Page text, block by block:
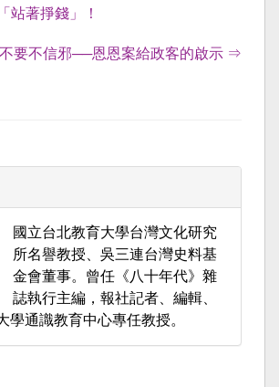
站著掙錢」！
不要不信邪──恩恩案給政客的啟示 ⇒
國立台北教育大學台灣文化研究
所名譽教授、吳三連台灣史料基
金會董事。曾任《八十年代》雜
誌執行主編，報社記者、編輯、
學通識教育中心專任教授。